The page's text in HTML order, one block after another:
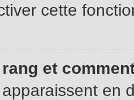
cette
et
en